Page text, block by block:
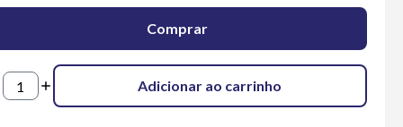
Comprar
Adicionar ao carrinho